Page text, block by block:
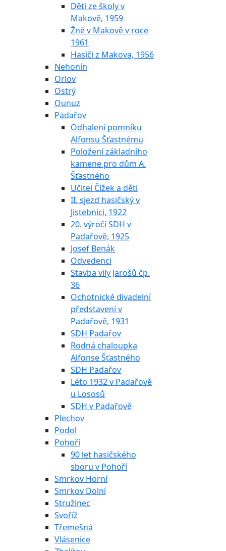
Děti ze školy v
Makově, 1959
Žně v Makově v roce
1961
Hasiči z Makova, 1956
Nehonín
Orlov
Ostrý
Ounuz
Padařov
Odhalení pomníku
Alfonsu Šťastnému
Položení základního
kamene pro dům A.
Šťastného
Učitel Čížek a děti
II. sjezd hasičský v
Jistebnici, 1922
20. výročí SDH v
Padařově, 1925
Josef Benák
Odvedenci
Stavba vily Jarošů čp.
36
Ochotnické divadelní
představení v
Padařově, 1931
SDH Padařov
Rodná chaloupka
Alfonse Šťastného
SDH Padařov
Léto 1932 v Padařově
u Lososů
SDH v Padařově
Plechov
Podol
Pohoří
90 let hasičského
sboru v Pohoří
Smrkov Horní
Smrkov Dolní
Stružinec
Svoříž
Třemešná
Vlásenice